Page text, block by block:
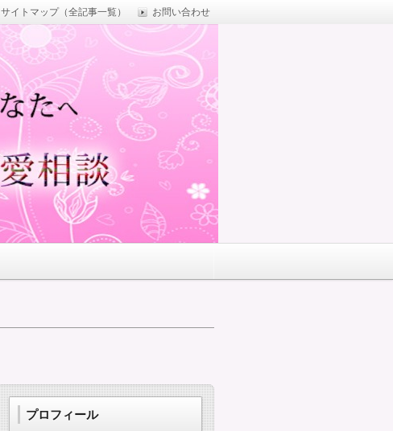
サイトマップ（全記事一覧） お問い合わせ
プロフィール